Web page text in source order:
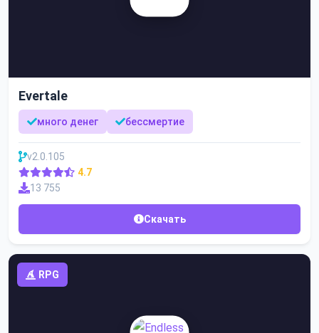
Evertale
много денег бессмертие
v2.0.105
4.7
13 755
Скачать
RPG